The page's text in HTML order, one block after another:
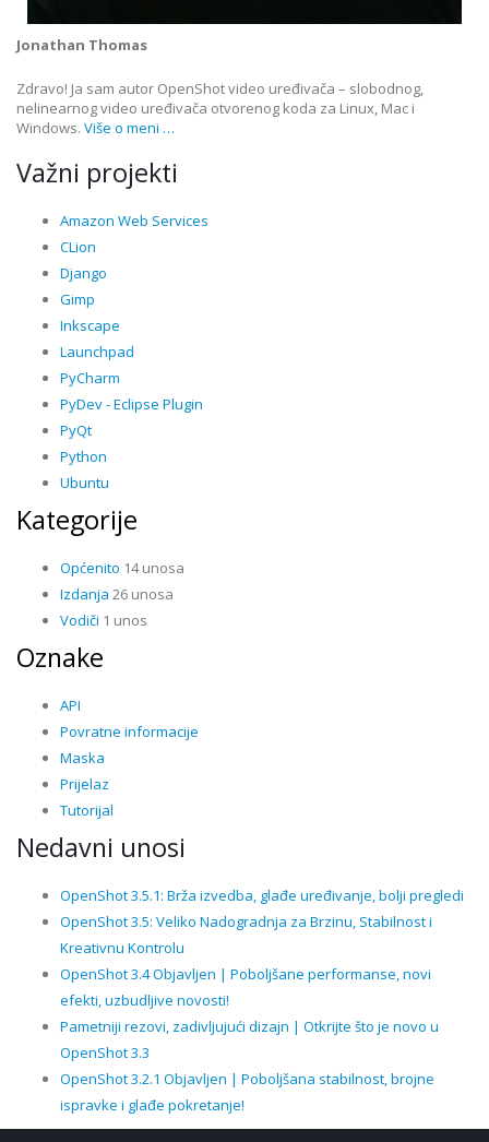
Jonathan Thomas
Zdravo! Ja sam autor OpenShot video uređivača – slobodnog,
nelinearnog video uređivača otvorenog koda za Linux, Mac i
Windows. Više o meni …
Važni projekti
Amazon Web Services
CLion
Django
Gimp
Inkscape
Launchpad
PyCharm
PyDev - Eclipse Plugin
PyQt
Python
Ubuntu
Kategorije
Općenito 14 unosa
Izdanja 26 unosa
Vodiči 1 unos
Oznake
API
Povratne informacije
Maska
Prijelaz
Tutorijal
Nedavni unosi
OpenShot 3.5.1: Brža izvedba, glađe uređivanje, bolji pregledi
OpenShot 3.5: Veliko Nadogradnja za Brzinu, Stabilnost i
Kreativnu Kontrolu
OpenShot 3.4 Objavljen | Poboljšane performanse, novi
efekti, uzbudljive novosti!
Pametniji rezovi, zadivljujući dizajn | Otkrijte što je novo u
OpenShot 3.3
OpenShot 3.2.1 Objavljen | Poboljšana stabilnost, brojne
ispravke i glađe pokretanje!